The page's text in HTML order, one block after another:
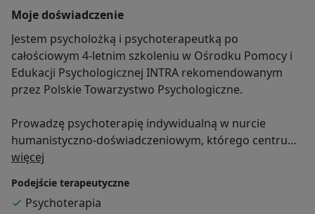
Moje doświadczenie
Jestem psycholożką i psychoterapeutką po
całościowym 4-letnim szkoleniu w Ośrodku Pomocy i
Edukacji Psychologicznej INTRA rekomendowanym
przez Polskie Towarzystwo Psychologiczne.
Prowadzę psychoterapię indywidualną w nurcie
humanistyczno-doświadczeniowym, którego centrum
jest bieżące doświadczenie danej osoby - to, co
przeżywa aktualnie, co hamuje jej rozwój oraz
utrudnia zaspakajanie potrzeb i realizację celów.
Podstawą mojej pracy jest budowanie empatycznej
więcej
Podejście terapeutyczne
Psychoterapia